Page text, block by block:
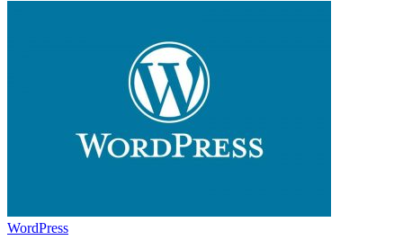
WordPress